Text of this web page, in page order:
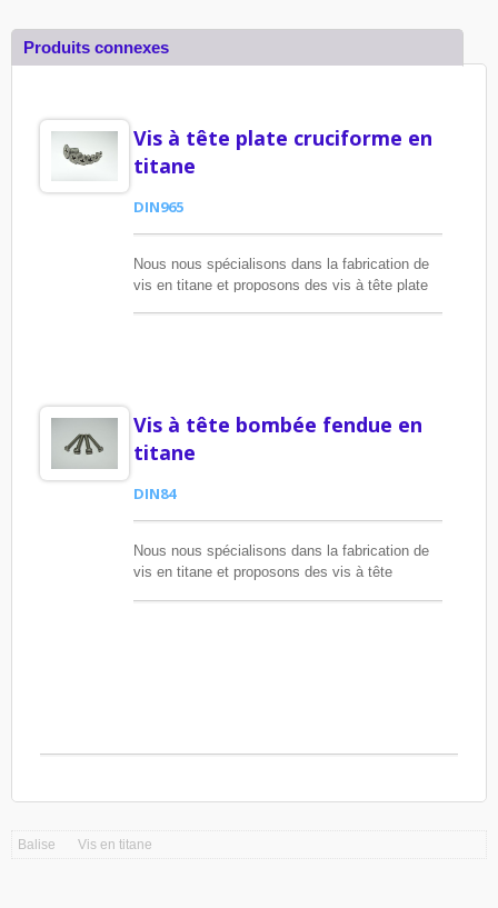
Produits connexes
Vis à tête plate cruciforme en
titane
DIN965
Nous nous spécialisons dans la fabrication de
vis en titane et proposons des vis à tête plate
Vis à tête bombée fendue en
titane
DIN84
Nous nous spécialisons dans la fabrication de
vis en titane et proposons des vis à tête
Balise Vis en titane